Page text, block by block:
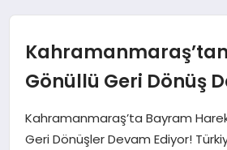
AFŞİN
BİZE ULAŞIN
Gönüllü Geri Dönüş
Kahramanmaraş’ta Bayram
Geri Dönüşler Devam Ediyor!